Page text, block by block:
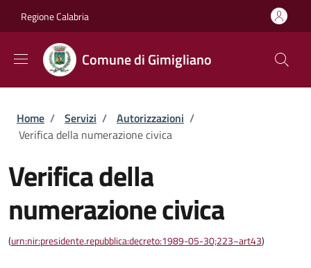
Regione Calabria
Comune di Gimigliano
Briciole di pane
Home / Servizi / Autorizzazioni /
Verifica della numerazione civica
Verifica della
numerazione civica
(urn:nir:presidente.repubblica:decreto:1989-05-30;223~art43)